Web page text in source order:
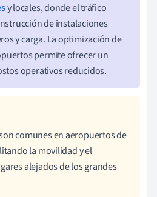
y locales, donde el tráfico
de instalaciones
y carga. La optimización de
permite ofrecer un
operativos reducidos.
comunes en aeropuertos de
la movilidad y el
alejados de los grandes